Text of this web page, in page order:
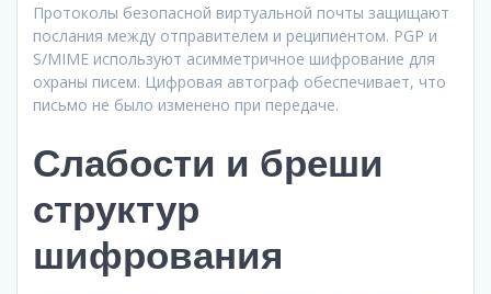
Протоколы безопасной виртуальной почты защищают
послания между отправителем и реципиентом. PGP и
S/MIME используют асимметричное шифрование для
охраны писем. Цифровая автограф обеспечивает, что
письмо не было изменено при передаче.
Слабости и бреши
структур
шифрования